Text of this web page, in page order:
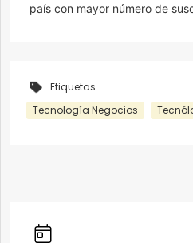
país con mayor número de
Etiquetas
Tecnología Negocios